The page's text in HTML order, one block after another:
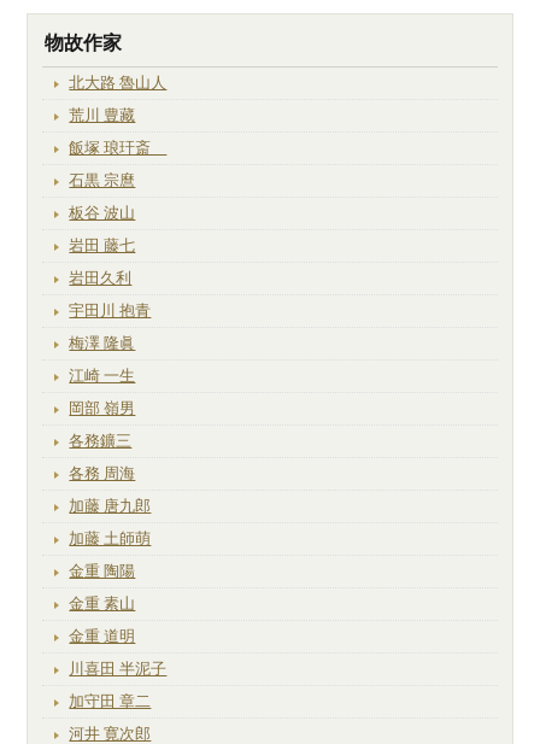
物故作家
北大路 魯山人
荒川 豊藏
飯塚 琅玕斎
石黒 宗麿
板谷 波山
岩田 藤七
岩田久利
宇田川 抱青
梅澤 隆眞
江崎 一生
岡部 嶺男
各務鑛三
各務 周海
加藤 唐九郎
加藤 土師萌
金重 陶陽
金重 素山
金重 道明
川喜田 半泥子
加守田 章二
河井 寛次郎